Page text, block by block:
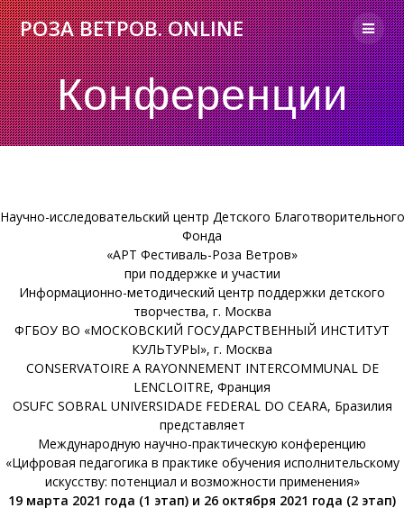
Skip
to
content
РОЗАВЕТРОВ.ONLINE
Конференции
Научно-исследовательский центр Детского Благотворительного
Фонда
«АРТ Фестиваль-Роза Ветров»
при поддержке и участии
Информационно-методический центр поддержки детского
творчества, г. Москва
ФГБОУ ВО «МОСКОВСКИЙ ГОСУДАРСТВЕННЫЙ ИНСТИТУТ
КУЛЬТУРЫ», г. Москва
CONSERVATOIRE A RAYONNEMENT INTERCOMMUNAL DE
LENCLOITRE, Франция
OSUFC SOBRAL UNIVERSIDADE FEDERAL DO CEARA, Бразилия
представляет
Международную научно-практическую конференцию
«Цифровая педагогика в практике обучения исполнительскому
искусству: потенциал и возможности применения»
19 марта 2021 года (1 этап) и 26 октября 2021 года (2 этап)